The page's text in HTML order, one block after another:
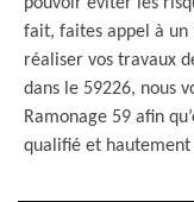
fait, faites appel à
réaliser vos travaux
dans le 59226, nous
Ramonage 59 afin
qualifié et